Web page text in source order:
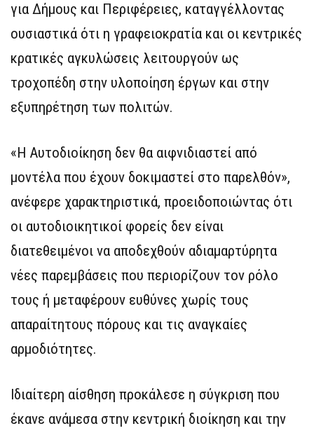
για Δήμους και Περιφέρειες, καταγγέλλοντας
ουσιαστικά ότι η γραφειοκρατία και οι κεντρικές
κρατικές αγκυλώσεις λειτουργούν ως
τροχοπέδη στην υλοποίηση έργων και στην
εξυπηρέτηση των πολιτών.
«Η Αυτοδιοίκηση δεν θα αιφνιδιαστεί από
μοντέλα που έχουν δοκιμαστεί στο παρελθόν»,
ανέφερε χαρακτηριστικά, προειδοποιώντας ότι
οι αυτοδιοικητικοί φορείς δεν είναι
διατεθειμένοι να αποδεχθούν αδιαμαρτύρητα
νέες παρεμβάσεις που περιορίζουν τον ρόλο
τους ή μεταφέρουν ευθύνες χωρίς τους
απαραίτητους πόρους και τις αναγκαίες
αρμοδιότητες.
Ιδιαίτερη αίσθηση προκάλεσε η σύγκριση που
έκανε ανάμεσα στην κεντρική διοίκηση και την